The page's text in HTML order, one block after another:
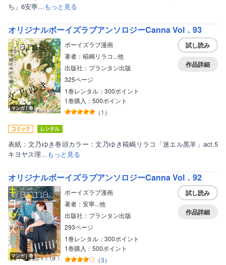
ち」6安寧…もっと見る
オリジナルボーイズラブアンソロジーCanna Vol．93
マンガ｜巻
ボーイズラブ漫画
著者：椛嶋リラコ...他
出版社：プランタン出版
325ページ
1巻レンタル：300ポイント
1巻購入：500ポイント
（1 ）
試し読み
作品詳細
表紙：文乃ゆき巻頭カラー：文乃ゆき椛嶋リラコ「迷エル黒羊」act.5
キヨヤス理…もっと見る
オリジナルボーイズラブアンソロジーCanna Vol．92
マンガ｜巻
ボーイズラブ漫画
著者：安寧...他
出版社：プランタン出版
293ページ
1巻レンタル：300ポイント
1巻購入：500ポイント
（3）
試し読み
作品詳細
女性写真集